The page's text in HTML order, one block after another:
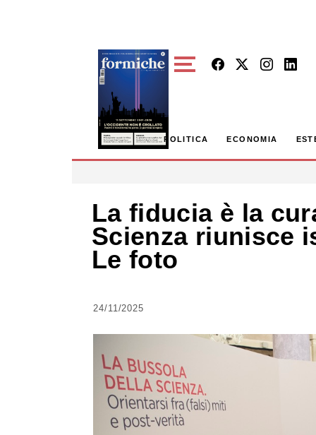
POLITICA ECONOMIA
La fiducia è la
Scienza riunisce
Le foto
24/11/2025